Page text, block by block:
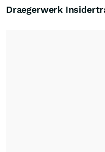
Draegerwerk